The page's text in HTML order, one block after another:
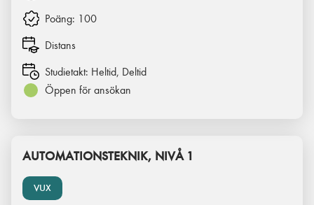
Poäng: 100
Distans
Studietakt: Heltid, Deltid
Öppen för ansökan
VUX
AUTOMATIONSTEKNIK, NIVÅ 1